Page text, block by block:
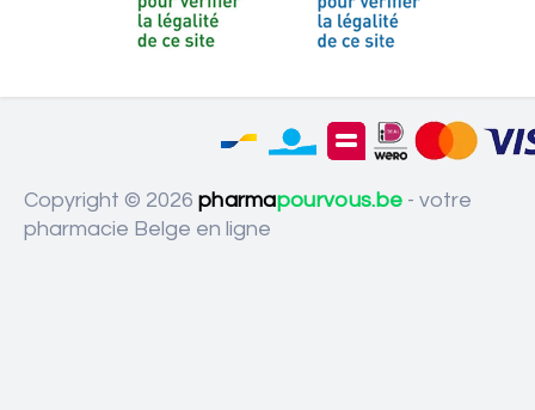
Copyright © 2026 pharmapourvous.be - votre
pharmacie Belge en ligne